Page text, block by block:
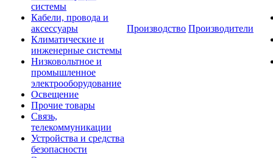
системы
Кабели, провода и
аксессуары
Климатические и
инженерные системы
Низковольтное и
промышленное
электрооборудование
Освещение
Прочие товары
Связь,
телекоммуникации
Устройства и средства
безопасности
Производство Производители